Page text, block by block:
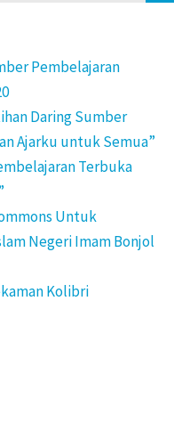
Pembelajaran
Daring Sumber
Ajarku untuk Semua”
Terbuka
Untuk
Negeri Imam Bonjol
Kolibri